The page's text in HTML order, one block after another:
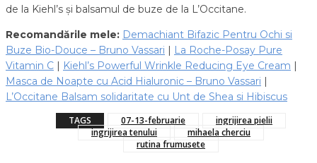
de la Kiehl’s și balsamul de buze de la L’Occitane.
Recomandările mele: Demachiant Bifazic Pentru Ochi si
Buze Bio-Douce – Bruno Vassari | La Roche-Posay Pure
Vitamin C | Kiehl’s Powerful Wrinkle Reducing Eye Cream |
Masca de Noapte cu Acid Hialuronic – Bruno Vassari |
L’Occitane Balsam solidaritate cu Unt de Shea si Hibiscus
TAGS 07-13-februarie
ingrijirea pielii
ingrijirea tenului
mihaela cherciu
rutina frumusete